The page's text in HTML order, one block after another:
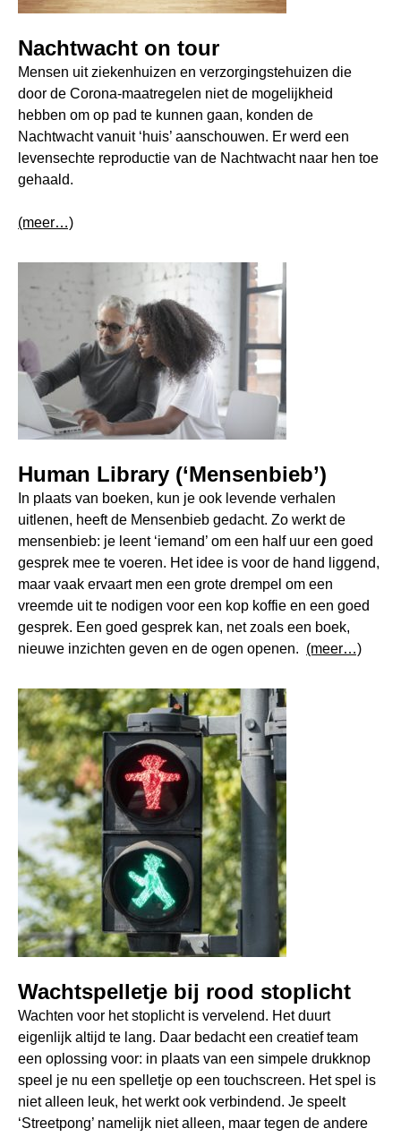
Nachtwacht on tour
Mensen uit ziekenhuizen en verzorgingstehuizen die
door de Corona-maatregelen niet de mogelijkheid
hebben om op pad te kunnen gaan, konden de
Nachtwacht vanuit ‘huis’ aanschouwen. Er werd een
levensechte reproductie van de Nachtwacht naar hen toe
gehaald.
(meer…)
Human Library (‘Mensenbieb’)
In plaats van boeken, kun je ook levende verhalen
uitlenen, heeft de Mensenbieb gedacht. Zo werkt de
mensenbieb: je leent ‘iemand’ om een half uur een goed
gesprek mee te voeren. Het idee is voor de hand liggend,
maar vaak ervaart men een grote drempel om een
vreemde uit te nodigen voor een kop koffie en een goed
gesprek. Een goed gesprek kan, net zoals een boek,
nieuwe inzichten geven en de ogen openen. (meer…)
Wachtspelletje bij rood stoplicht
Wachten voor het stoplicht is vervelend. Het duurt
eigenlijk altijd te lang. Daar bedacht een creatief team
een oplossing voor: in plaats van een simpele drukknop
speel je nu een spelletje op een touchscreen. Het spel is
niet alleen leuk, het werkt ook verbindend. Je speelt
‘Streetpong’ namelijk niet alleen, maar tegen de andere